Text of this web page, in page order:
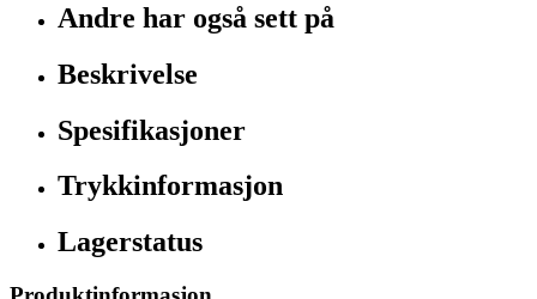
Andre har også sett på
Beskrivelse
Spesifikasjoner
Trykkinformasjon
Lagerstatus